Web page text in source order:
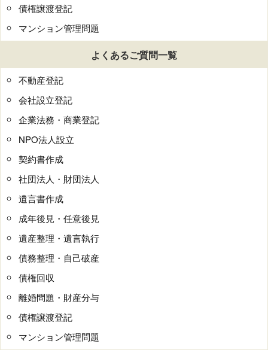
債権譲渡登記
マンション管理問題
よくあるご質問一覧
不動産登記
会社設立登記
企業法務・商業登記
NPO法人設立
契約書作成
社団法人・財団法人
遺言書作成
成年後見・任意後見
遺産整理・遺言執行
債務整理・自己破産
債権回収
離婚問題・財産分与
債権譲渡登記
マンション管理問題